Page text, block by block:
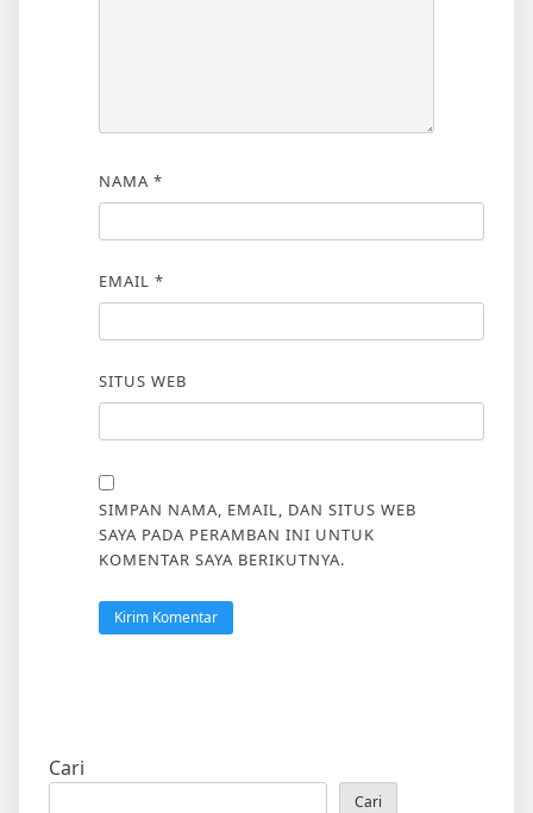
NAMA *
EMAIL *
SITUS WEB
SIMPAN NAMA, EMAIL, DAN SITUS WEB
SAYA PADA PERAMBAN INI UNTUK
KOMENTAR SAYA BERIKUTNYA.
Cari
Cari